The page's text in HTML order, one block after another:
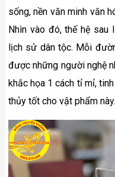
sống, nền văn minh văn
Nhìn vào đó, thế hệ
lịch sử dân tộc. Mỗi
được những người nghệ
khắc họa 1 cách tỉ mỉ,
thủy tốt cho vật phẩm này.